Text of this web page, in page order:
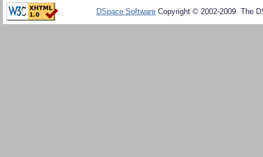
DSpace Software Copyright © 2002-2009 The